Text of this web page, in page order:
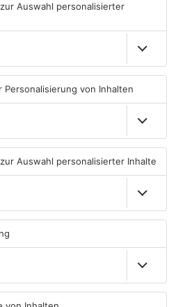
Primaveraland
08.08.2026, 09:39 UHR IN
PRIMAVERALAND
Aschaffenburg und
Miltenberg früher abgeholt